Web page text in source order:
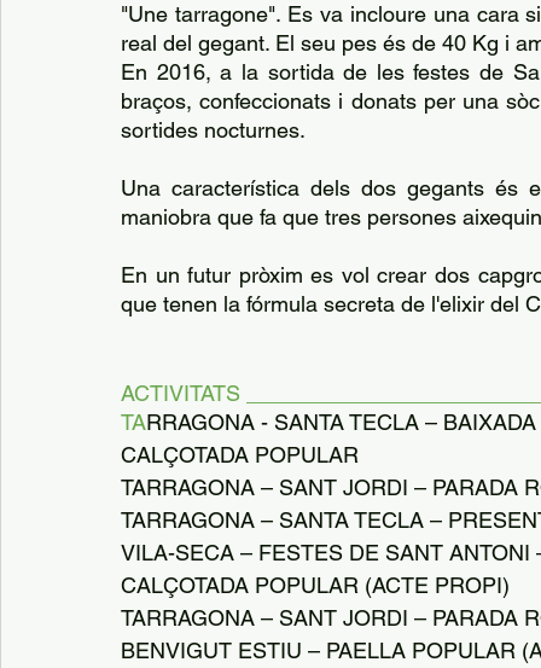
"Une tarragone". Es va incloure una cara
real del gegant. El seu pes és de 40 Kg i
En 2016, a la sortida de les festes de
braços, confeccionats i donats per una
sortides nocturnes.
Una característica dels dos gegants és
maniobra que fa que tres persones
En un futur pròxim es vol crear dos
que tenen la fórmula secreta de l'elixir del
ACTIVITATS
TARRAGONA - SANTA TECLA –
CALÇOTADA POPULAR
TARRAGONA – SANT JORDI – PARADA
TARRAGONA – SANTA TECLA –
VILA-SECA – FESTES DE SANT ANTONI
CALÇOTADA POPULAR (ACTE PROPI)
TARRAGONA – SANT JORDI – PARADA
BENVIGUT ESTIU – PAELLA POPULAR